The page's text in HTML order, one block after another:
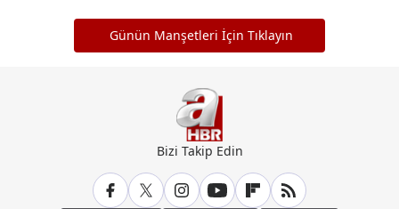
Günün Manşetleri İçin Tıklayın
Bizi Takip Edin